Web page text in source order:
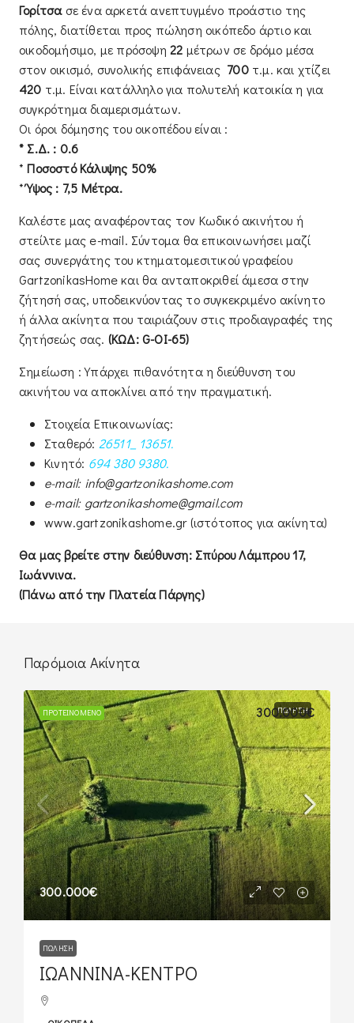
Γορίτσασε ένα αρκετά ανεπτυγμένο προάστιο της
πόλης, διατίθεται προς πώληση οικόπεδο άρτιο και
οικοδομήσιμο, με πρόσοψη 22 μέτρων σε δρόμο μέσα
στον οικισμό, συνολικής επιφάνειας 700 τ.μ. και χτίζει
420 τ.μ. Είναι κατάλληλο για πολυτελή κατοικία η για
συγκρότημα διαμερισμάτων.
Οι όροι δόμησης του οικοπέδου είναι :
* Σ.Δ. : 0.6
*Ποσοστό Κάλυψης 50%
*Ύψος : 7,5 Μέτρα.
Καλέστε μας αναφέροντας τον Κωδικό ακινήτου ή
στείλτε μας e-mail. Σύντομα θα επικοινωνήσει μαζί
σας συνεργάτης του κτηματομεσιτικού γραφείου
GartzonikasHome και θα ανταποκριθεί άμεσα στην
ζήτησή σας, υποδεικνύοντας το συγκεκριμένο ακίνητο
ή άλλα ακίνητα που ταιριάζουν στις προδιαγραφές της
ζητήσεώς σας. (ΚΩΔ: G-ΟΙ-65)
Σημείωση : Υπάρχει πιθανότητα η διεύθυνση του
ακινήτου να αποκλίνει από την πραγματική.
Στοιχεία Επικοινωνίας:
Σταθερό: 26511_ 13651.
Κινητό: 694 380 9380.
e-mail: info@gartzonikashome.com
e-mail: gartzonikashome@gmail.com
www.gartzonikashome.gr (ιστότοπος για ακίνητα)
Θα μας βρείτε στην διεύθυνση: Σπύρου Λάμπρου 17,
Ιωάννινα.
(Πάνω από την Πλατεία Πάργης)
Παρόμοια Ακίνητα
ΠΡΟΤΕΙΝΌΜΕΝΟ ΠΏΛΗΣΗ
300.000€
ΠΏΛΗΣΗ
ΙΩΑΝΝΙΝΑ-ΚΕΝΤΡΟ
300.000€